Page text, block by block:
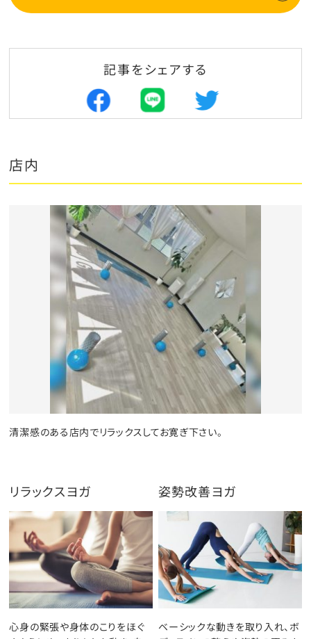
記事をシェアする
店内
清潔感のある店内でリラックスしてお寛ぎ下さい。
リラックスヨガ
心身の緊張や身体のこりをほぐ
姿勢改善ヨガ
ベーシックな動きを取り入れ、ボ